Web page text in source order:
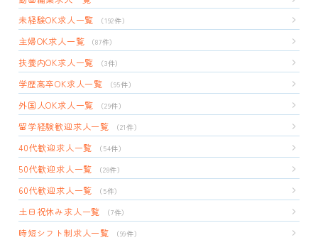
未経験OK求人一覧
（192件）
主婦OK求人一覧 （87件）
扶養内OK求人一覧 （3件）
学歴高卒OK求人一覧 （95件）
外国人OK求人一覧 （29件）
留学経験歓迎求人一覧 （21件）
40代歓迎求人一覧 （54件）
50代歓迎求人一覧 （28件）
60代歓迎求人一覧 （5件）
土日祝休み求人一覧 （7件）
時短シフト制求人一覧 （99件）